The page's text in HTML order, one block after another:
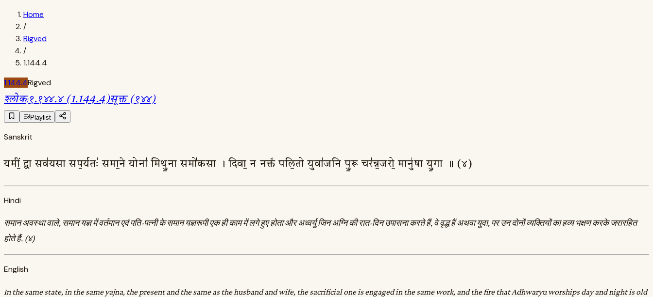
Home
/
Rigved
/
1.144.4
1.144.4Rigved
श्लोक:१.१४४.४ (1.144.4)सूक्त (१४४)
Playlist
Sanskrit
यमीं॒ द्वा सव॑यसा सप॒र्यतः॑ समा॒ने योना॑ मिथु॒ना समो॑कसा । दिवा॒ न नक्तं॑ पलि॒तो युवा॑जनि पु॒रू चर॑न्न॒जरो॒ मानु॑षा यु॒गा ॥ (४)
Hindi
समान अवस्था वाले, समान यज्ञ में वर्तमान एवं पति-पत्नी के समान यज्ञरूपी एक ही काम में लगे हुए होता और अध्वर्यु जिन अग्नि की रात-दिन उपासना करते हैं, वे वृद्ध हैं अथवा युवा, पर उन दोनों व्यक्तियों का हव्य भक्षण करके जरारहित
होते हैं. (४)
English
In the same state, in the same yajna, the present and the same as the husband and wife, the sacrificial one is engaged in the same work, and the fire that Adhwaryu worships day and night is old